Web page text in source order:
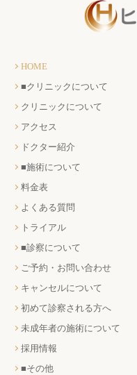
HOME
■クリニックについて
クリニックについて
アクセス
ドクター紹介
■施術について
料金表
よくある質問
トライアル
■診察について
ご予約・お問い合わせ
キャンセルについて
初めて診察される方へ
未成年者の施術について
採用情報
■その他